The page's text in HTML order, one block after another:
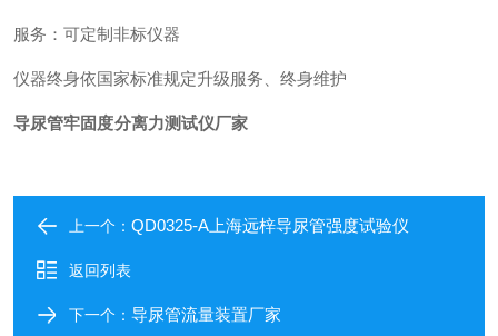
服务：可定制非标仪器
仪器终身依国家标准规定升级服务、终身维护
导尿管牢固度分离力测试仪厂家
上一个： QD0325-A上海远梓导尿管强度试验仪
返回列表
下一个： 导尿管流量装置厂家